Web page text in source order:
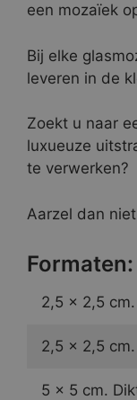
een mozaïek
Bij elke
leveren in de
Zoekt u naar
luxueuze
te verwerken?
Aarzel dan
Formaten:
2,5 x 2,5
2,5 x 2,5
5 x 5 cm.